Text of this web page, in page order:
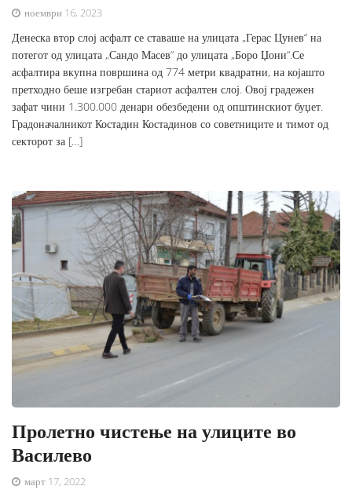
ноември 16, 2023
Денеска втор слој асфалт се ставаше на улицата „Герас Цунев“ на
потегот од улицата „Сандо Масев“ до улицата „Боро Џони“.Се
асфалтира вкупна површина од 774 метри квадратни, на којашто
претходно беше изгребан стариот асфалтен слој. Овој градежен
зафат чини 1.300.000 денари обезбедени од општинскиот буџет.
Градоначалникот Костадин Костадинов со советниците и тимот од
секторот за […]
Пролетно чистење на улиците во
Василево
март 17, 2022